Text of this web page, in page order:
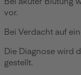
vor.
Bei Verdacht auf
Die Diagnose wird
gestellt.